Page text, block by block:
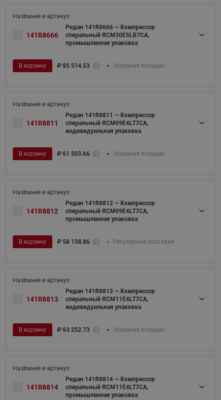
141R8666
Ридан 141R8666 — Компрессор
спиральный RCM30E5LB7CA,
промышленная упаковка
В корзину ₽ 85 514.53 Заказная позиция
141R8811
Ридан 141R8811 — Компрессор
спиральный RCM09E4LT7CA,
индивидуальная упаковка
В корзину ₽ 61 503.66 Заказная позиция
141R8812
Ридан 141R8812 — Компрессор
спиральный RCM09E4LT7CA,
промышленная упаковка
В корзину ₽ 58 138.86 Регулярные поставки
141R8813
Ридан 141R8813 — Компрессор
спиральный RCM11E4LT7CA,
индивидуальная упаковка
В корзину ₽ 63 252.73 Заказная позиция
141R8814
Ридан 141R8814 — Компрессор
спиральный RCM11E4LT7CA,
промышленная упаковка